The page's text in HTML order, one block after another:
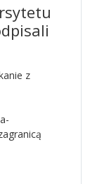
z